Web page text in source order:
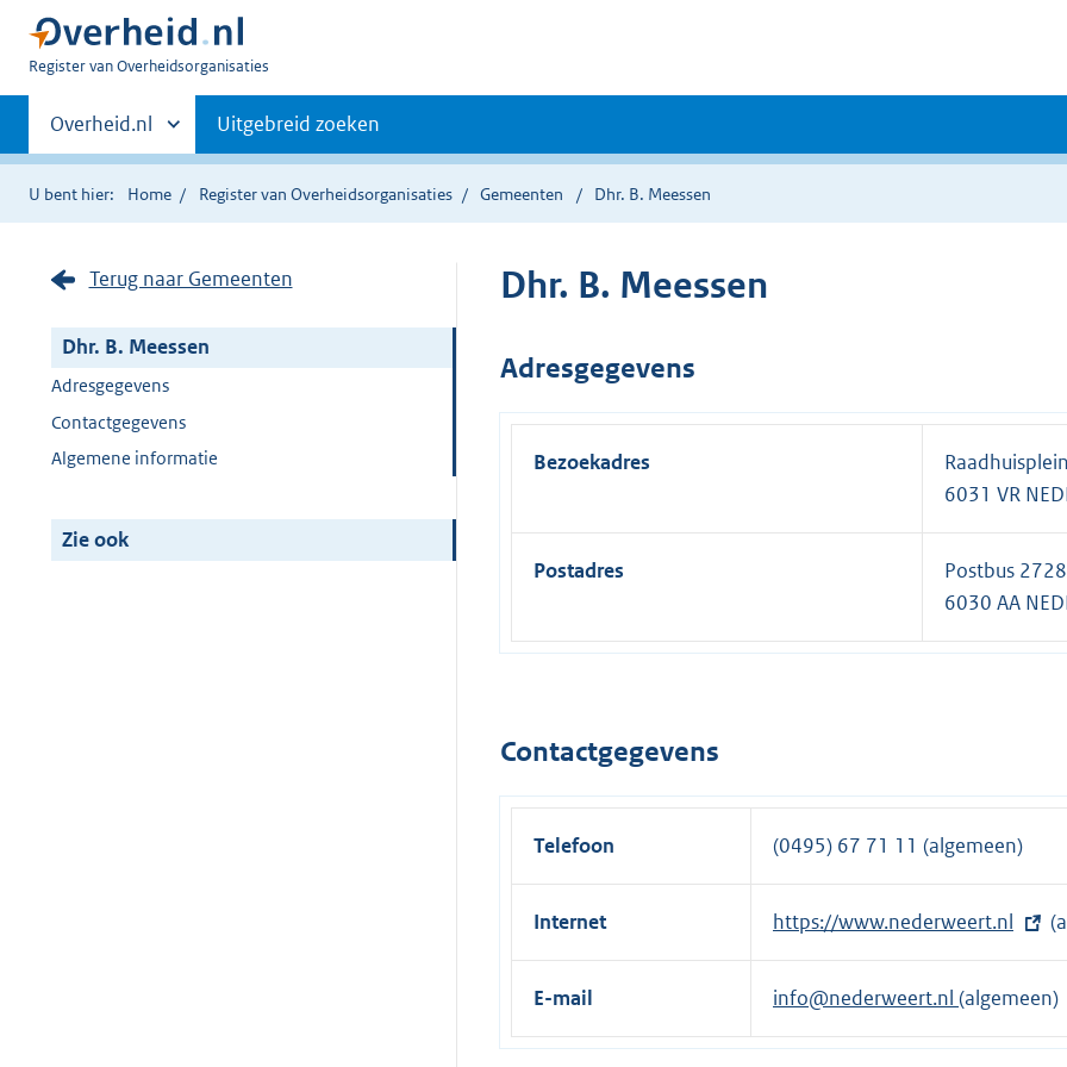
U
Register van Overheidsorganisaties
Primaire
navigatie
Andere
sites
binnen
Overheid.nl Uitgebreid zoeken
U bent hier: Home Register van Overheidsorganisaties Gemeenten Dhr. B. Meessen
Terug naar Gemeenten
Dhr. B. Meessen
Adresgegevens
Contactgegevens
Algemene informatie
Zie ook
Dhr. B. Meessen
Adresgegevens
Bezoekadres
6031 VR
Postadres
Postbus 2728
6030 AA
Contactgegevens
Telefoon (0495) 67 71 11 (algemeen)
Internet
E
x
t
r
https://www.nederweert.nl
E-mail info@nederweert.nl (algemeen)